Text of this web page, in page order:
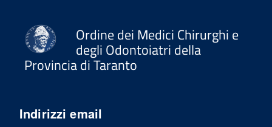
Ordine dei Medici Chirurghi e
degli Odontoiatri della
Provincia di Taranto
Indirizzi email